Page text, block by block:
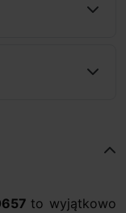
to wyjątkowo